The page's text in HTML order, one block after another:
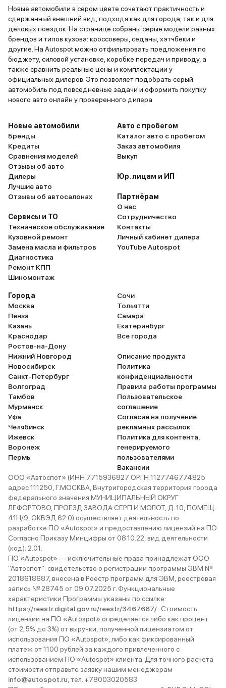
Новые автомобили в сером цвете сочетают практичность и
сдержанный внешний вид, подходя как для города, так и для
деловых поездок. На странице собраны серые модели разных
брендов и типов кузова: кроссоверы, седаны, хэтчбеки и
другие. На Autospot можно отфильтровать предложения по
бюджету, силовой установке, коробке передач и приводу, а
также сравнить реальные цены и комплектации у
официальных дилеров. Это позволяет подобрать серый
автомобиль под повседневные задачи и оформить покупку
нового авто онлайн у проверенного дилера.
Новые автомобили
Бренды
Кредиты
Сравнения моделей
Отзывы об авто
Дилеры
Лучшие авто
Отзывы об автосалонах
Сервисы и ТО
Техническое обслуживание
Кузовной ремонт
Замена масла и фильтров
Диагностика
Ремонт КПП
Шиномонтаж
Авто с пробегом
Каталог авто с пробегом
Заказ автомобиля
Выкуп
Юр. лицам и ИП
Партнёрам
О нас
Сотрудничество
Контакты
Личный кабинет дилера
YouTube Autospot
Города
Москва
Пенза
Казань
Краснодар
Ростов-на-Дону
Нижний Новгород
Новосибирск
Санкт-Петербург
Волгоград
Тамбов
Мурманск
Уфа
Челябинск
Ижевск
Воронеж
Пермь
Сочи
Тольятти
Самара
Екатеринбург
Все города
Описание продукта
Политика
конфиденциальности
Правила работы программы
Пользовательское
соглашение
Согласие на получение
рекламных рассылок
Политика для контента,
генерируемого
пользователями
Вакансии
ООО «Автоспот» (ИНН 7715936827 ОРГН 1127746774825
адрес 111250, Г.МОСКВА, Внутригородская территория города
федерального значения МУНИЦИПАЛЬНЫЙ ОКРУГ
ЛЕФОРТОВО, ПРОЕЗД ЗАВОДА СЕРП И МОЛОТ, Д. 10, ПОМЕЩ.
41Н/9, ОКВЭД 62.0) осуществляет деятельность по
разработке ПО «Autospot» и предоставлению лицензий на ПО.
Согласно Приказу Минцифры от 08.10.22, вид деятельности
(код): 2.01.
ПО «Autospot» — исключительные права принадлежат ООО
"Автоспот": свидетельство о регистрации программы ЭВМ №
2018618687, внесена в Реестр программ для ЭВМ, реестровая
запись № 28745 от 09.07.2025 г. Функциональные
характеристики Программы указаны по ссылке:
https://reestr.digital.gov.ru/reestr/3467687/ . Стоимость
лицензии на ПО «Autospot» определяется либо как процент
(от 2,5% до 3%) от выручки, полученной лицензиатом от
использования ПО «Autospot», либо как фиксированный
платеж от 1100 рублей за каждого привлеченного с
использованием ПО «Autospot» клиента. Для точного расчета
стоимости отправьте заявку нашим менеджерам
info@autospot.ru , тел. +78003020583